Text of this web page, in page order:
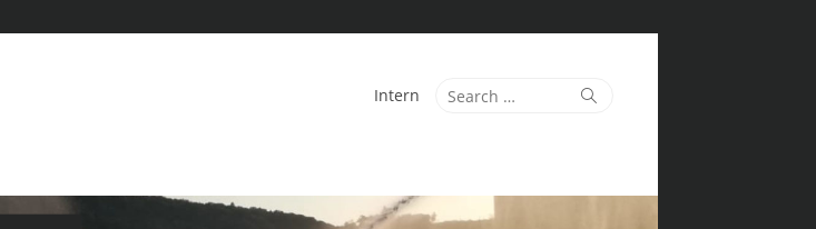
Search
Search
Intern